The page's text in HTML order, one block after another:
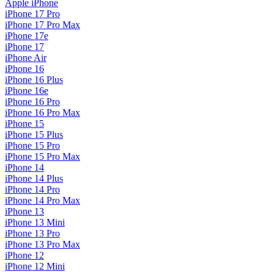
Apple iPhone
iPhone 17 Pro
iPhone 17 Pro Max
iPhone 17e
iPhone 17
iPhone Air
iPhone 16
iPhone 16 Plus
iPhone 16e
iPhone 16 Pro
iPhone 16 Pro Max
iPhone 15
iPhone 15 Plus
iPhone 15 Pro
iPhone 15 Pro Max
iPhone 14
iPhone 14 Plus
iPhone 14 Pro
iPhone 14 Pro Max
iPhone 13
iPhone 13 Mini
iPhone 13 Pro
iPhone 13 Pro Max
iPhone 12
iPhone 12 Mini